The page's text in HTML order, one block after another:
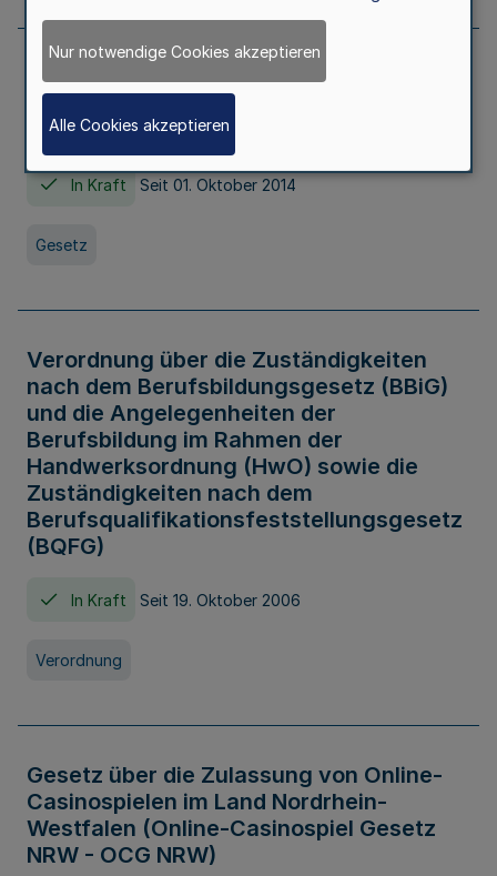
Gesetz über die Hochschulen des Landes
Nordrhein-Westfalen (Hochschulgesetz -
HG)
In Kraft Seit 01. Oktober 2014
Gesetz
Verordnung über die Zuständigkeiten
nach dem Berufsbildungsgesetz (BBiG)
und die Angelegenheiten der
Berufsbildung im Rahmen der
Handwerksordnung (HwO) sowie die
Zuständigkeiten nach dem
Berufsqualifikationsfeststellungsgesetz
(BQFG)
In Kraft Seit 19. Oktober 2006
Verordnung
Gesetz über die Zulassung von Online-
Casinospielen im Land Nordrhein-
Westfalen (Online-Casinospiel Gesetz
NRW - OCG NRW)
Nur notwendige Cookies akzeptieren
Alle Cookies akzeptieren